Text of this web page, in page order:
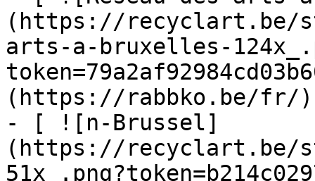
(https://recyclart.be/
arts-a-bruxelles-
(https://rabbko.be/fr/)
- [ ![n-Brussel]
(https://recyclart.be/